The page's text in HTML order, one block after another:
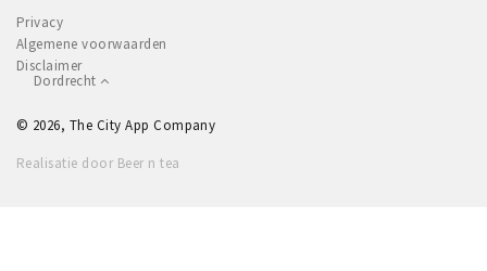
Privacy
Algemene voorwaarden
Disclaimer
Dordrecht
© 2026, The City App Company
Realisatie door Beer n tea